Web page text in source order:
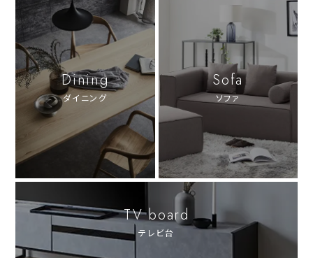
Dining
ダイニング
Sofa
ソファ
TV board
テレビ台